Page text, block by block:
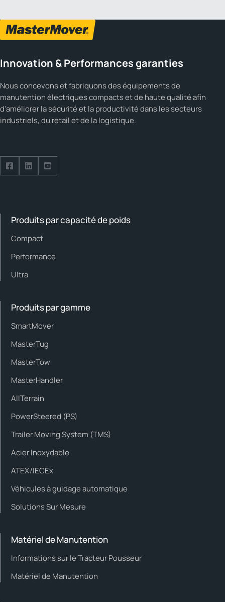
Innovation & Performances garanties
Nous concevons et fabriquons des équipements de
manutention électriques compacts et de haute qualité afin
d'améliorer la sécurité et la productivité dans les secteurs
industriels, du retail et de la logistique.
Suivez-nous sur Facebook
Suivez-nous sur LinkedIn
Suivez-nous sur YouTube
Produits par capacité de poids
Compact
Performance
Ultra
Produits par gamme
SmartMover
MasterTug
MasterTow
MasterHandler
AllTerrain
PowerSteered (PS)
Trailer Moving System (TMS)
Acier Inoxydable
ATEX/IECEx
Véhicules à guidage automatique
Solutions Sur Mesure
Matériel de Manutention
Informations sur le Tracteur Pousseur
Matériel de Manutention